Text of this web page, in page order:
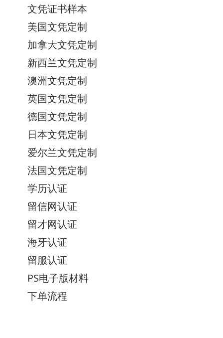
文凭证书样本
美国文凭定制
加拿大文凭定制
新西兰文凭定制
澳洲文凭定制
英国文凭定制
德国文凭定制
日本文凭定制
爱尔兰文凭定制
法国文凭定制
学历认证
留信网认证
留才网认证
海牙认证
留服认证
PS电子版材料
下单流程